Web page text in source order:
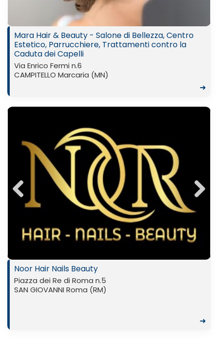
Mara Hair & Beauty - Salone di Bellezza, Centro
Estetico, Parrucchiere, Trattamenti contro la
Caduta dei Capelli
Via Enrico Fermi n.6
CAMPITELLO Marcaria (MN)
➜
Next
Noor Hair Nails Beauty
Piazza dei Re di Roma n.5
SAN GIOVANNI Roma (RM)
➜